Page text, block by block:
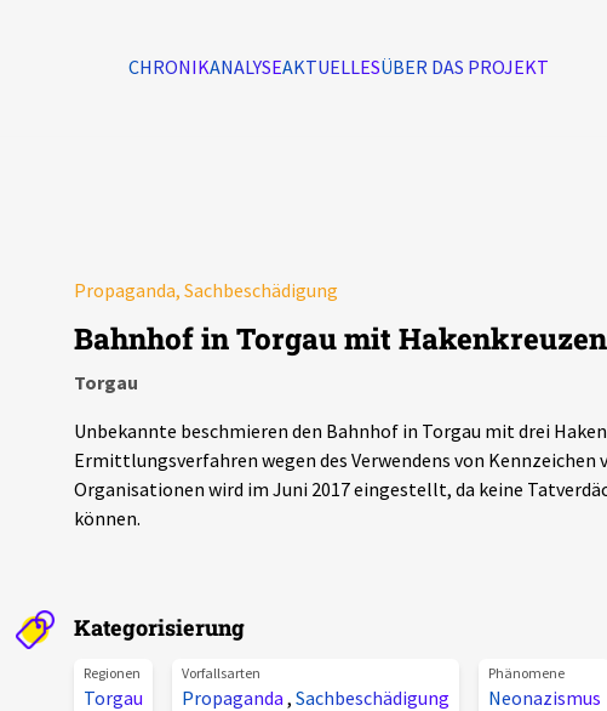
CHRONIKANALYSEAKTUELLESÜBER DAS PROJEKT
Propaganda, Sachbeschädigung
Bahnhof in Torgau mit
Torgau
Unbekannte beschmieren den Bahnhof in Torgau mit drei
Ermittlungsverfahren wegen des Verwendens von Kennzeichen
Organisationen wird im Juni 2017 eingestellt, da keine
können.
Kategorisierung
Regionen
Torgau
Vorfallsarten
Propaganda , Sachbeschädigung
Phänomene
Neonazismus
Ereignisse